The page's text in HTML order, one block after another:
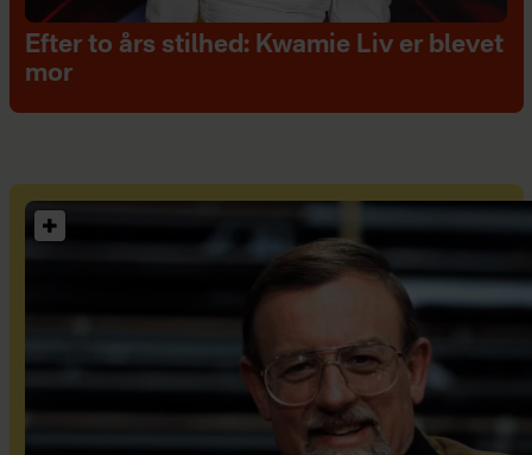
Efter to års stilhed: Kwamie Liv er blevet
mor